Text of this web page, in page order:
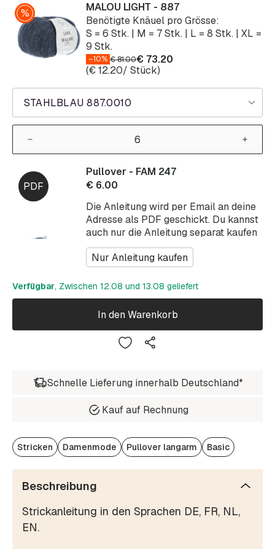
STAHLBLAU 887.0010
MALOU LIGHT - 887
Benötigte Knäuel pro Grösse:
S = 6 Stk. | M = 7 Stk. | L = 8 Stk. | XL =
9 Stk.
–10% €81.00€ 73.20
(€12.20/ Stück)
Die Anleitung wird per Email an deine
Adresse als PDF geschickt. Du kannst
auch nur die Anleitung separat kaufen
Nur Anleitung kaufen
Pullover - FAM 247
€ 6.00
Verfügbar, Zwischen 12.08 und 13.08 geliefert
In den Warenkorb
Schnelle Lieferung innerhalb Deutschland*
Kauf auf Rechnung
Stricken Damenmode Pullover langarm Basic
Beschreibung
Strickanleitung in den Sprachen DE, FR, NL,
EN.